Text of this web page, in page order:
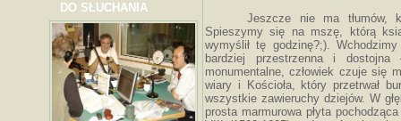
DO SŁUCHANIA
Jeszcze nie ma tłumów,
Spieszymy się na mszę, którą
wymyślił tę godzinę?;).
bardziej przestrzenna i
monumentalne, człowiek czuje się
wiary i Kościoła, który przetrwał
wszystkie zawieruchy dziejów. W
prosta marmurowa płyta